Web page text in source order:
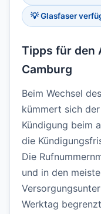
💡 Glasfaser
Tipps für den
Camburg
Beim Wechsel
kümmert sich
Kündigung beim
die
Die
und in den
Werktag